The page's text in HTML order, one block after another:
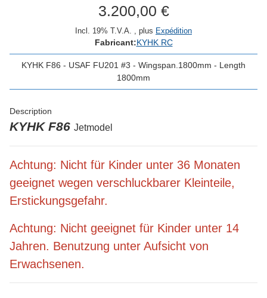
3.200,00 €
Incl. 19% T.V.A. , plus Expédition
Fabricant:KYHK RC
KYHK F86 - USAF FU201 #3 - Wingspan.1800mm - Length
1800mm
Description
KYHK F86 Jetmodel
Achtung: Nicht für Kinder unter 36 Monaten
geeignet wegen verschluckbarer Kleinteile,
Erstickungsgefahr.
Achtung: Nicht geeignet für Kinder unter 14
Jahren. Benutzung unter Aufsicht von
Erwachsenen.